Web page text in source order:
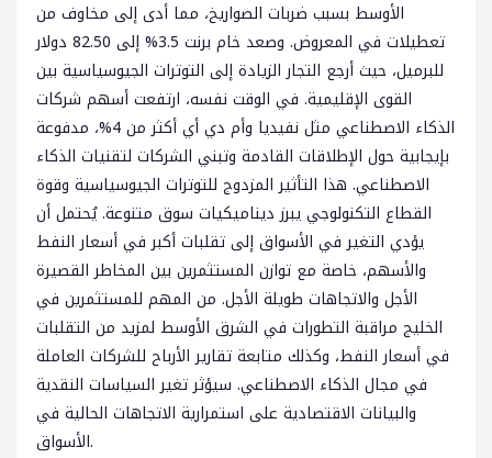
الأوسط بسبب ضربات الصواريخ، مما أدى إلى مخاوف من
تعطيلات في المعروض. وصعد خام برنت 3.5% إلى 82.50 دولار
للبرميل، حيث أرجع التجار الزيادة إلى التوترات الجيوسياسية بين
القوى الإقليمية. في الوقت نفسه، ارتفعت أسهم شركات
الذكاء الاصطناعي مثل نفيديا وأم دي أي أكثر من 4%، مدفوعة
بإيجابية حول الإطلاقات القادمة وتبني الشركات لتقنيات الذكاء
الاصطناعي. هذا التأثير المزدوج للتوترات الجيوسياسية وقوة
القطاع التكنولوجي يبرز ديناميكيات سوق متنوعة. يُحتمل أن
يؤدي التغير في الأسواق إلى تقلبات أكبر في أسعار النفط
والأسهم، خاصة مع توازن المستثمرين بين المخاطر القصيرة
الأجل والاتجاهات طويلة الأجل. من المهم للمستثمرين في
الخليج مراقبة التطورات في الشرق الأوسط لمزيد من التقلبات
في أسعار النفط، وكذلك متابعة تقارير الأرباح للشركات العاملة
في مجال الذكاء الاصطناعي. سيؤثر تغير السياسات النقدية
والبيانات الاقتصادية على استمرارية الاتجاهات الحالية في
الأسواق.